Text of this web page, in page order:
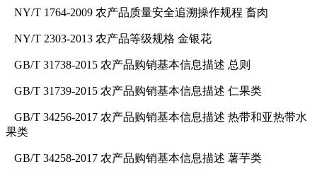
NY/T 1764-2009 农产品质量安全追溯操作规程 畜肉
NY/T 2303-2013 农产品等级规格 金银花
GB/T 31738-2015 农产品购销基本信息描述 总则
GB/T 31739-2015 农产品购销基本信息描述 仁果类
GB/T 34256-2017 农产品购销基本信息描述 热带和亚热带水
果类
GB/T 34258-2017 农产品购销基本信息描述 薯芋类